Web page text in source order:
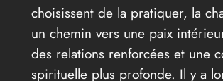
choisissent de la pratiquer, la
un chemin vers une paix
des relations renforcées et une
spirituelle plus profonde. Il y a